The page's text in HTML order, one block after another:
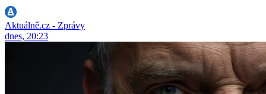
Aktuálně.cz - Zprávy
dnes, 20:23